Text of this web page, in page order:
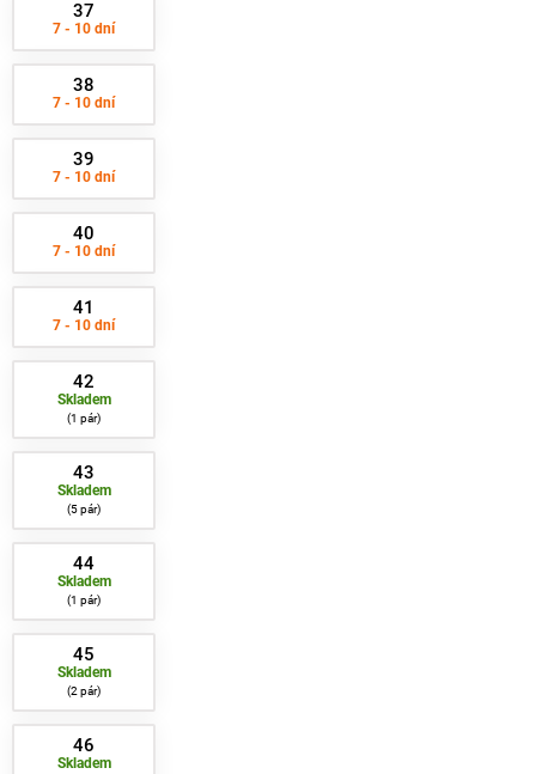
37
7 - 10 dní
38
7 - 10 dní
39
7 - 10 dní
40
7 - 10 dní
41
7 - 10 dní
42
Skladem
1 pár
43
Skladem
5 pár
44
Skladem
1 pár
45
Skladem
2 pár
46
Skladem